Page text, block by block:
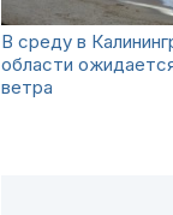
В среду в
области
ветра